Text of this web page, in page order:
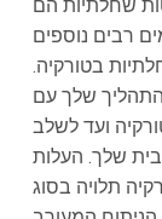
שחלתיות הם
רבים נוספים
בטורקיה.
התהליך שלך עם Healthy Türkiye יימשך מהשלב שבו
ועד לשלב
שלך. העלות
תלויה בסוג